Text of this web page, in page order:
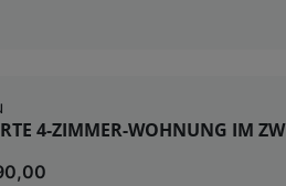
4-ZIMMER-WOHNUNG IM